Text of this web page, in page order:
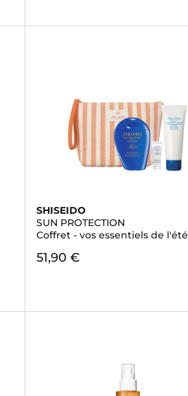
SHISEIDO
SUN PROTECTION
Coffret - vos essentiels de l'été
51,90 €